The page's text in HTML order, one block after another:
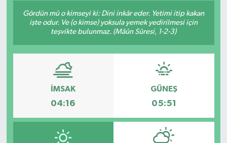
Gördün mü o kimseyi ki: Dini inkâr eder. Yetimi itip kakan
işte odur. Ve (o kimse) yoksula yemek yedirilmesi için
teşvikte bulunmaz. (Mâûn Sûresi, 1-2-3)
İMSAK
04:16
GÜNEŞ
05:51